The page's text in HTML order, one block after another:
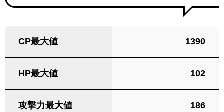
CP最大値 1390
HP最大値 102
攻撃力最大値 186